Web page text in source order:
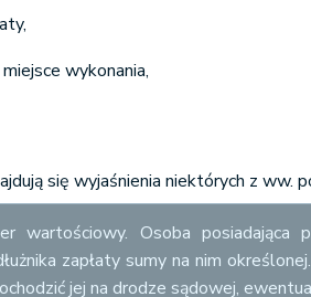
wykonania,
się wyjaśnienia niektórych z ww.
wartościowy. Osoba posiadająca
zapłaty sumy na nim
jej na drodze sądowej,